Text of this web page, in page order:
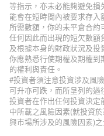
等指示，亦未必能夠避免
能會在短時間內被要求存
所需數額，你的未平倉合
任何因此而出現的短欠數額
及根據本身的財政狀況及
你應熟悉行使期權及期權
的權利與責任。
#投資者須注意投資涉及風
可升亦可跌，而所呈列的過
投資者在作出任何投資決
中所載之風險因素(就投資
興市場所涉及的風險因素)之